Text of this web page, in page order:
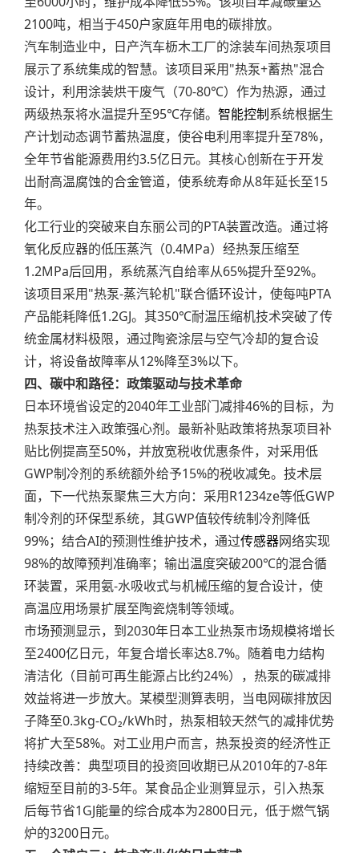
2100吨，相当于450户家庭年用电的碳排放。
汽车制造业中，日产汽车枥木工厂的涂装车间热泵项目
展示了系统集成的智慧。该项目采用"热泵+蓄热"混合
设计，利用涂装烘干废气（70-80℃）作为热源，通过
两级热泵将水温提升至95℃存储。 智能控制系统根据生
产计划动态调节蓄热温度，使谷电利用率提升至78%，
全年节省能源费用约3.5亿日元。其核心创新在于开发
出耐高温腐蚀的合金管道，使系统寿命从8年延长至15
年。
化工行业的突破来自东丽公司的PTA装置改造。通过将
氧化反应器的低压蒸汽（0.4MPa）经热泵压缩至
1.2MPa后回用，系统蒸汽自给率从65%提升至92%。
该项目采用"热泵-蒸汽轮机"联合循环设计，使每吨PTA
产品能耗降低1.2GJ。其350℃耐温压缩机技术突破了传
统金属材料极限，通过陶瓷涂层与空气冷却的复合设
计，将设备故障率从12%降至3%以下。
四、碳中和路径：政策驱动与技术革命
日本环境省设定的2040年工业部门减排46%的目标，为
热泵技术注入政策强心剂。最新补贴政策将热泵项目补
贴比例提高至50%，并放宽税收优惠条件，对采用低
GWP制冷剂的系统额外给予15%的税收减免。技术层
面，下一代热泵聚焦三大方向：采用R1234ze等低GWP
制冷剂的环保型系统，其GWP值较传统制冷剂降低
99%；结合AI的预测性维护技术，通过传感器网络实现
98%的故障预判准确率；输出温度突破200℃的混合循
环装置，采用氨-水吸收式与机械压缩的复合设计，使
高温应用场景扩展至陶瓷烧制等领域。
市场预测显示，到2030年日本工业热泵市场规模将增长
至2400亿日元，年复合增长率达8.7%。随着电力结构
清洁化（目前可再生能源占比约24%），热泵的碳减排
效益将进一步放大。某模型测算表明，当电网碳排放因
子降至0.3kg-CO₂/kWh时，热泵相较天然气的减排优势
将扩大至58%。对工业用户而言，热泵投资的经济性正
持续改善：典型项目的投资回收期已从2010年的7-8年
缩短至目前的3-5年。某食品企业测算显示，引入热泵
后每节省1GJ能量的综合成本为2800日元，低于燃气锅
炉的3200日元。